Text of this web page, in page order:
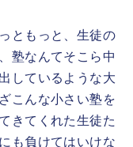
ともっと、生徒の
塾なんてそこら中
しているような大
こんな小さい塾を
きてくれた生徒た
も負けてはいけな